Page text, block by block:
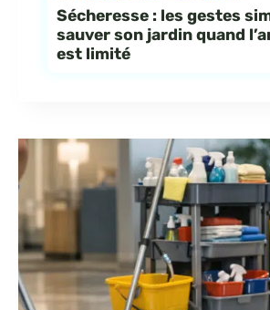
Sécheresse : les gestes
sauver son jardin quand
est limité